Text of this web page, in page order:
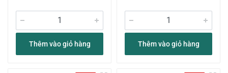
Thêm vào giỏ hàng Thêm vào giỏ hàng